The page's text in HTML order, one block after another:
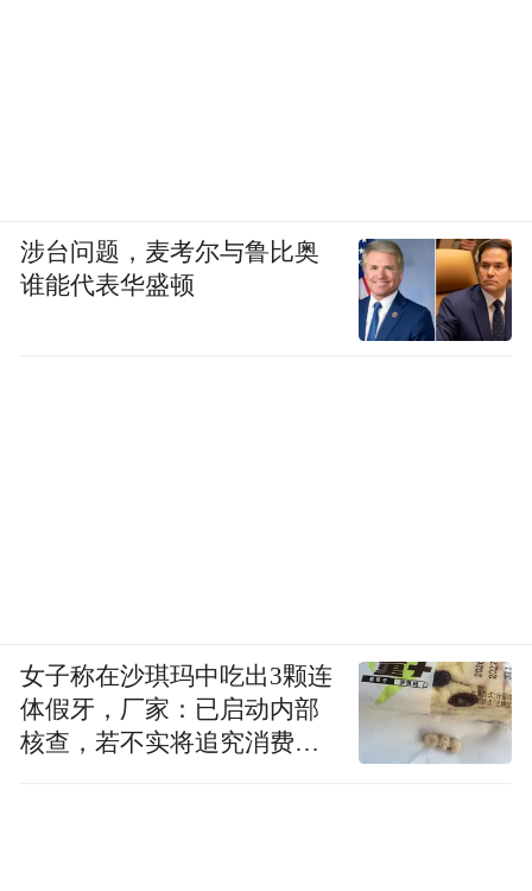
涉台问题，麦考尔与鲁比奥
谁能代表华盛顿
女子称在沙琪玛中吃出3颗连
体假牙，厂家：已启动内部
核查，若不实将追究消费者